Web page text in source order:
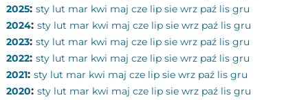
2025: sty lut mar kwi maj cze lip sie wrz paź lis gru
2024: sty lut mar kwi maj cze lip sie wrz paź lis gru
2023: sty lut mar kwi maj cze lip sie wrz paź lis gru
2022: sty lut mar kwi maj cze lip sie wrz paź lis gru
2021: sty lut mar kwi maj cze lip sie wrz paź lis gru
2020: sty lut mar kwi maj cze lip sie wrz paź lis gru